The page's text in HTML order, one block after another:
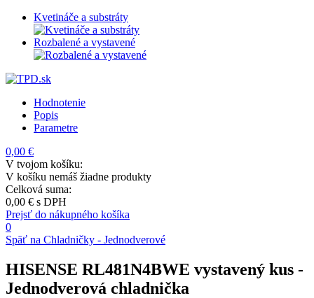
Kvetináče a substráty
Rozbalené a vystavené
Hodnotenie
Popis
Parametre
0,00 €
V tvojom košíku:
V košíku nemáš žiadne produkty
Celková suma:
0,00 € s DPH
Prejsť do nákupného košíka
0
Späť na Chladničky - Jednodverové
HISENSE RL481N4BWE vystavený kus -
Jednodverová chladnička